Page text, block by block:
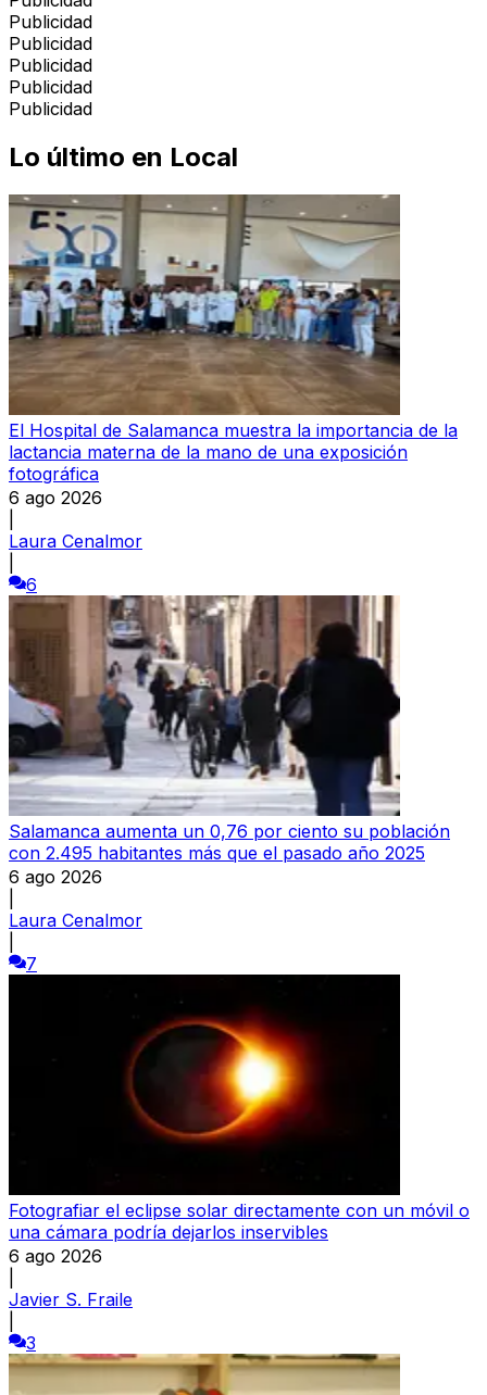
Publicidad
Publicidad
Publicidad
Publicidad
Publicidad
Lo último en Local
El Hospital de Salamanca muestra la importancia de la
lactancia materna de la mano de una exposición
fotográfica
6 ago 2026
Laura Cenalmor
6
Salamanca aumenta un 0,76 por ciento su población
con 2.495 habitantes más que el pasado año 2025
6 ago 2026
Laura Cenalmor
7
Fotografiar el eclipse solar directamente con un móvil o
una cámara podría dejarlos inservibles
6 ago 2026
Javier S. Fraile
3